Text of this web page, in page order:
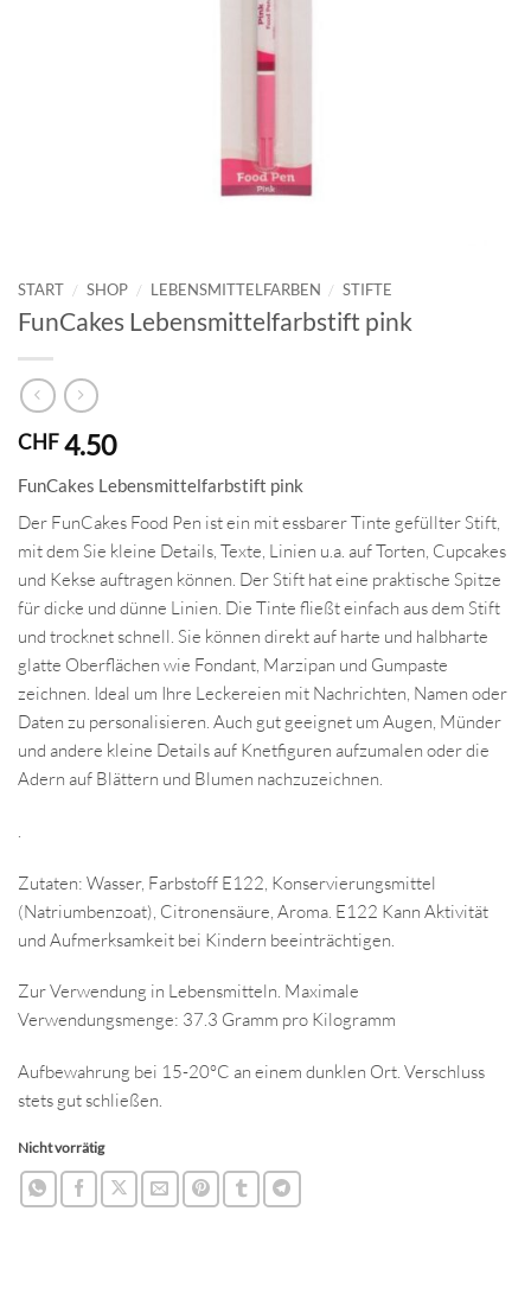
START / SHOP / LEBENSMITTELFARBEN / STIFTE
FunCakes Lebensmittelfarbstift pink
CHF4.50
FunCakes Lebensmittelfarbstift pink
Der FunCakes Food Pen ist ein mit essbarer Tinte gefüllter Stift,
mit dem Sie kleine Details, Texte, Linien u.a. auf Torten, Cupcakes
und Kekse auftragen können. Der Stift hat eine praktische Spitze
für dicke und dünne Linien. Die Tinte fließt einfach aus dem Stift
und trocknet schnell. Sie können direkt auf harte und halbharte
glatte Oberflächen wie Fondant, Marzipan und Gumpaste
zeichnen. Ideal um Ihre Leckereien mit Nachrichten, Namen oder
Daten zu personalisieren. Auch gut geeignet um Augen, Münder
und andere kleine Details auf Knetfiguren aufzumalen oder die
Adern auf Blättern und Blumen nachzuzeichnen.
.
Zutaten: Wasser, Farbstoff E122, Konservierungsmittel
(Natriumbenzoat), Citronensäure, Aroma. E122 Kann Aktivität
und Aufmerksamkeit bei Kindern beeinträchtigen.
Zur Verwendung in Lebensmitteln. Maximale
Verwendungsmenge: 37.3 Gramm pro Kilogramm
Aufbewahrung bei 15-20°C an einem dunklen Ort. Verschluss
stets gut schließen.
Nicht vorrätig